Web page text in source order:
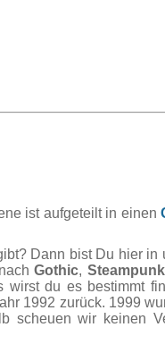
ist aufgeteilt in einen
Dann bist Du hier
Gothic, Steampunk
wirst du es bestimmt
1992 zurück. 1999
scheuen wir keinen